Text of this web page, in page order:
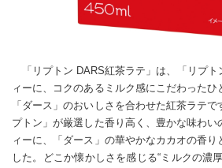
「リプトン DARS紅茶ラテ」は、「リプト
ィーに、コクのあるミルク感にこだわったひ
「ダース」のおいしさを合わせた紅茶ラテ
プトン」が厳選した香り高く、豊かな味わい
ィーに、「ダース」の華やかなカカオの香り
した。どこか懐かしさを感じる“ミルクの濃